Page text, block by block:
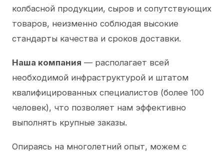
колбасной продукции, сыров и сопутствующих
товаров, неизменно соблюдая высокие
стандарты качества и сроков доставки.
Наша компания — располагает всей
необходимой инфраструктурой и штатом
квалифицированных специалистов (более 100
человек), что позволяет нам эффективно
выполнять крупные заказы.
Опираясь на многолетний опыт, можем с